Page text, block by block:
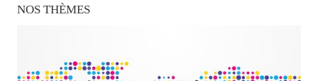
NOS THÈMES